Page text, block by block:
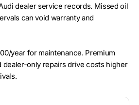
dealer service records. Missed oil
can void warranty and
year for maintenance. Premium
dealer-only repairs drive costs higher